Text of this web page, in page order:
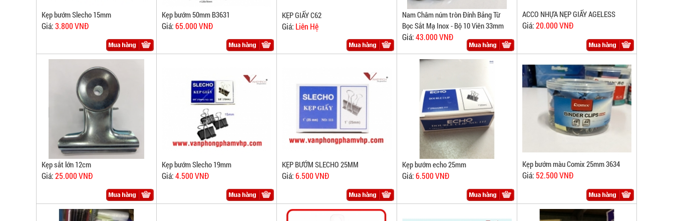
Kẹp bướm Slecho 15mm
Giá:3.800 VNĐ
Kẹp bướm 50mm B3631
Giá:65.000 VNĐ
KẸP GIẤY C62
Giá: Liên Hệ
Nam Châm núm tròn Đính Bảng Từ
Bọc Sắt Mạ Inox - Bộ 10 Viên 33mm
Giá:43.000 VNĐ
ACCO NHỰA NẸP GIẤY AGELESS
Giá:20.000 VNĐ
Kẹp sắt lớn 12cm
Giá:25.000 VNĐ
Kẹp bướm Slecho 19mm
Giá:4.500 VNĐ
KẸP BƯỚM SLECHO 25MM
Giá:6.500 VNĐ
Kẹp bướm echo 25mm
Giá:6.500 VNĐ
Kẹp bướm màu Comix 25mm 3634
Giá: 52.500 VNĐ